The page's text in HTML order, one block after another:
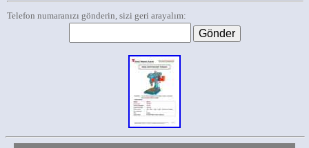
Telefon numaranızı gönderin, sizi geri arayalım: